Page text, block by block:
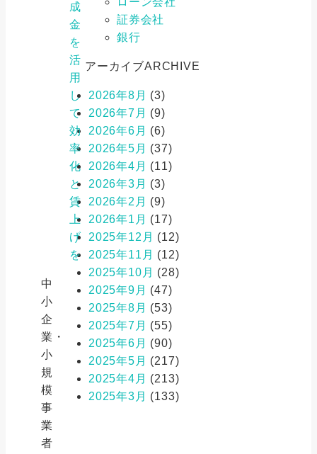
成
金
を
活
用
し
て
効
率
化
と
賃
上
げ
を
中
小
企
業・
小
規
模
事
業
者
証券会社
銀行
アーカイブARCHIVE
2026年8月 (3)
2026年7月 (9)
2026年6月 (6)
2026年5月 (37)
2026年4月 (11)
2026年3月 (3)
2026年2月 (9)
2026年1月 (17)
2025年12月 (12)
2025年11月 (12)
2025年10月 (28)
2025年9月 (47)
2025年8月 (53)
2025年7月 (55)
2025年6月 (90)
2025年5月 (217)
2025年4月 (213)
2025年3月 (133)